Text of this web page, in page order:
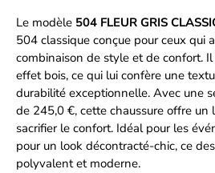
Le modèle 504 FLEUR GRIS
504 classique conçue pour ceux qui
combinaison de style et de confort.
effet bois, ce qui lui confère une
durabilité exceptionnelle. Avec une
de 245,0 €, cette chaussure offre un
sacrifier le confort. Idéal pour les
pour un look décontracté-chic, ce
polyvalent et moderne.